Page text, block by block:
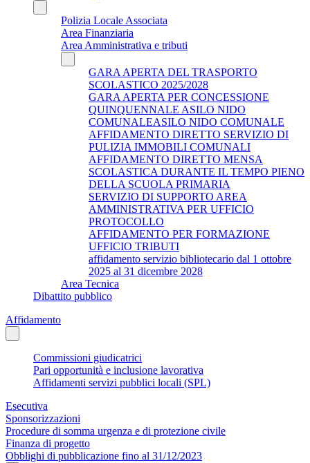
Polizia Locale Associata
Area Finanziaria
Area Amministrativa e tributi
GARA APERTA DEL TRASPORTO
SCOLASTICO 2025/2028
GARA APERTA PER CONCESSIONE
QUINQUENNALE ASILO NIDO
COMUNALEASILO NIDO COMUNALE
AFFIDAMENTO DIRETTO SERVIZIO DI
PULIZIA IMMOBILI COMUNALI
AFFIDAMENTO DIRETTO MENSA
SCOLASTICA DURANTE IL TEMPO PIENO
DELLA SCUOLA PRIMARIA
SERVIZIO DI SUPPORTO AREA
AMMINISTRATIVA PER UFFICIO
PROTOCOLLO
AFFIDAMENTO PER FORMAZIONE
UFFICIO TRIBUTI
affidamento servizio bibliotecario dal 1 ottobre
2025 al 31 dicembre 2028
Area Tecnica
Dibattito pubblico
Affidamento
Commissioni giudicatrici
Pari opportunità e inclusione lavorativa
Affidamenti servizi pubblici locali (SPL)
Esecutiva
Sponsorizzazioni
Procedure di somma urgenza e di protezione civile
Finanza di progetto
Obblighi di pubblicazione fino al 31/12/2023